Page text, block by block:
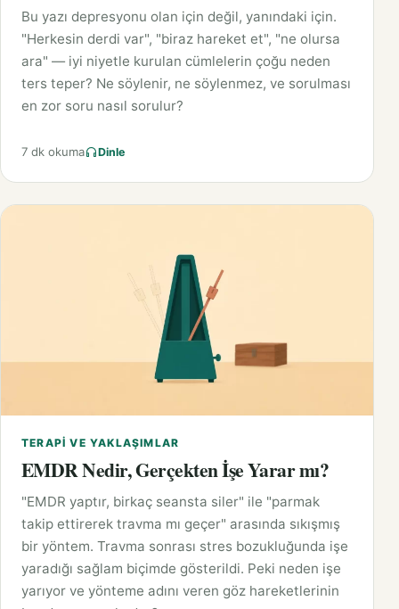
Bu yazı depresyonu olan için değil, yanındaki için.
"Herkesin derdi var", "biraz hareket et", "ne olursa
ara" — iyi niyetle kurulan cümlelerin çoğu neden
ters teper? Ne söylenir, ne söylenmez, ve sorulması
en zor soru nasıl sorulur?
7 dk okuma Dinle
TERAPI VE YAKLAŞIMLAR
EMDR Nedir, Gerçekten İşe Yarar mı?
"EMDR yaptır, birkaç seansta siler" ile "parmak
takip ettirerek travma mı geçer" arasında sıkışmış
bir yöntem. Travma sonrası stres bozukluğunda işe
yaradığı sağlam biçimde gösterildi. Peki neden işe
yarıyor ve yönteme adını veren göz hareketlerinin